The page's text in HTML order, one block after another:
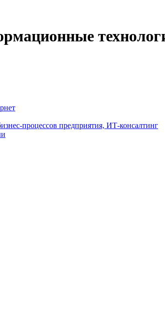
процессов предприятия, ИТ-консалтинг